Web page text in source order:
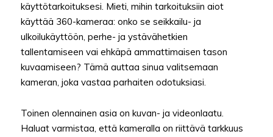
käyttötarkoituksesi. Mieti, mihin tarkoituksiin aiot
käyttää 360-kameraa: onko se seikkailu- ja
ulkoilukäyttöön, perhe- ja ystävähetkien
tallentamiseen vai ehkäpä ammattimaisen tason
kuvaamiseen? Tämä auttaa sinua valitsemaan
kameran, joka vastaa parhaiten odotuksiasi.
Toinen olennainen asia on kuvan- ja videonlaatu.
Haluat varmistaa, että kameralla on riittävä tarkkuus